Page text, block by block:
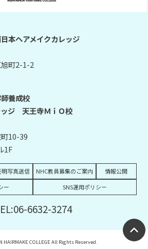
本ヘアメイクカレッジ
町2-1-2
養成校
ッジ 天王寺ＭｉＯ校
10-39
1F
写真送信 NHC教員募集のご案内
情報公開
ー
SNS運用ポリシー
6632-3274
HAIRMAKE COLLEGE All Rights Reserved.